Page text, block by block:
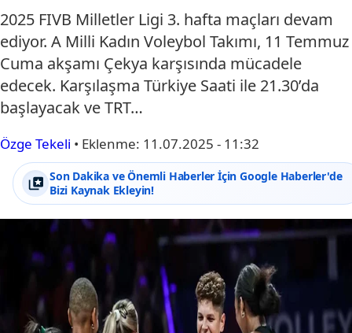
2025 FIVB Milletler Ligi 3. hafta maçları devam
ediyor. A Milli Kadın Voleybol Takımı, 11 Temmuz
Cuma akşamı Çekya karşısında mücadele
edecek. Karşılaşma Türkiye Saati ile 21.30’da
başlayacak ve TRT…
Özge Tekeli • Eklenme: 11.07.2025 - 11:32
Son Dakika ve Önemli Haberler İçin Google Haberler'de
Bizi Kaynak Ekleyin!